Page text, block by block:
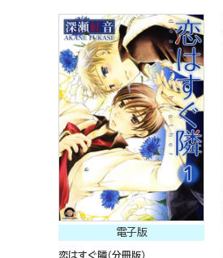
電子版
恋はすぐ隣（分冊版）